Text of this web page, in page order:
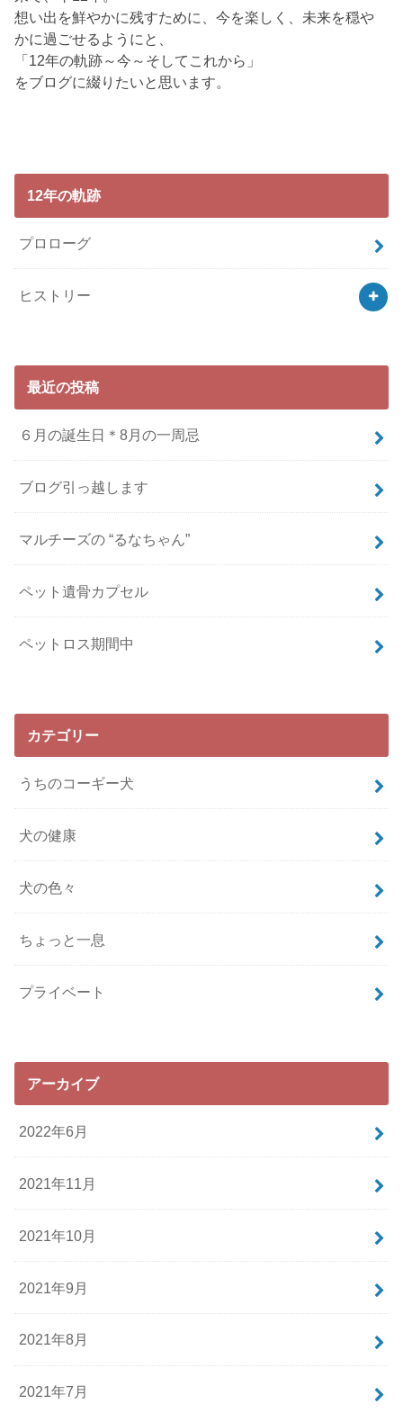
想い出を鮮やかに残すために、今を楽しく、未来を穏や
かに過ごせるようにと、
「12年の軌跡～今～そしてこれから」
をブログに綴りたいと思います。
12年の軌跡
プロローグ
ヒストリー
最近の投稿
６月の誕生日＊8月の一周忌
ブログ引っ越します
マルチーズの “るなちゃん”
ペット遺骨カプセル
ペットロス期間中
カテゴリー
うちのコーギー犬
犬の健康
犬の色々
ちょっと一息
プライベート
アーカイブ
2022年6月
2021年11月
2021年10月
2021年9月
2021年8月
2021年7月